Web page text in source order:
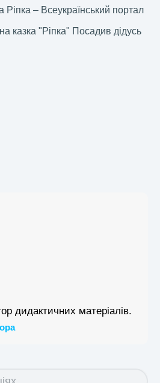
Ріпка – Всеукраїнський портал
казка "Ріпка" Посадив дідусь
дидактичних матеріалів.